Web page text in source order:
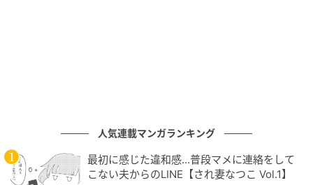
人気連載マンガランキング
最初に感じた違和感…普段マメに連絡をして
こない夫からのLINE【され妻なつこ Vol.1】